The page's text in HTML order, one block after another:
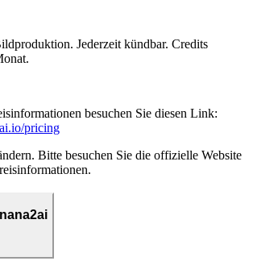
Jederzeit kündbar. Credits
besuchen Sie diesen Link:
pricing
Bitte besuchen Sie die offizielle Website